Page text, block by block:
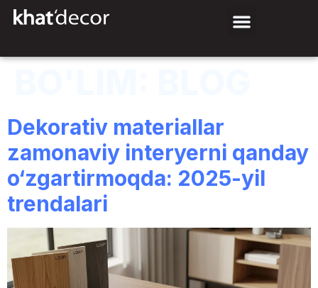
Dekorativ materiallar
zamonaviy interyerni qanday
o‘zgartirmoqda: 2025-yil
trendalari